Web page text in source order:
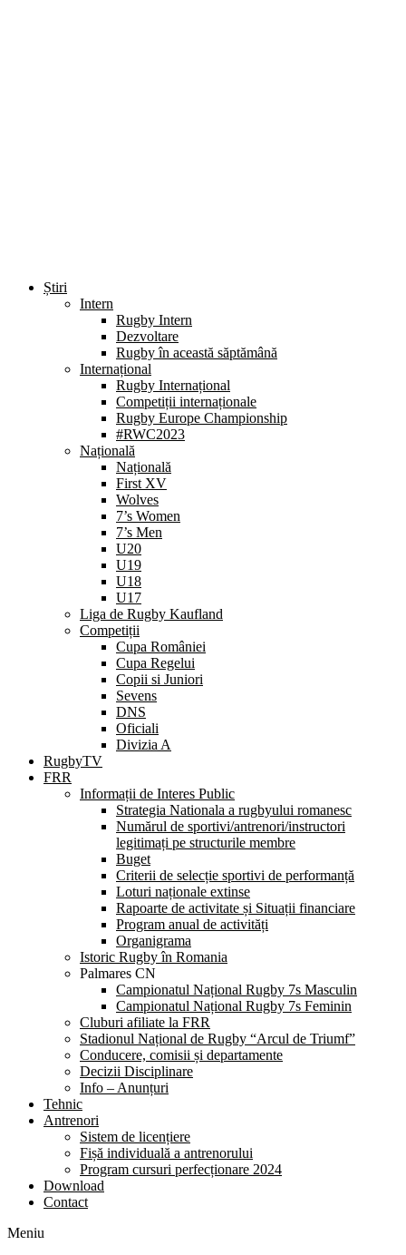
Știri
Intern
Rugby Intern
Dezvoltare
Rugby în această săptămână
Internațional
Rugby Internațional
Competiții internaționale
Rugby Europe Championship
#RWC2023
Națională
Națională
First XV
Wolves
7’s Women
7’s Men
U20
U19
U18
U17
Liga de Rugby Kaufland
Competiții
Cupa României
Cupa Regelui
Copii si Juniori
Sevens
DNS
Oficiali
Divizia A
RugbyTV
FRR
Informații de Interes Public
Strategia Nationala a rugbyului romanesc
Numărul de sportivi/antrenori/instructori
legitimați pe structurile membre
Buget
Criterii de selecție sportivi de performanță
Loturi naționale extinse
Rapoarte de activitate și Situații financiare
Program anual de activități
Organigrama
Istoric Rugby în Romania
Palmares CN
Campionatul Național Rugby 7s Masculin
Campionatul Național Rugby 7s Feminin
Cluburi afiliate la FRR
Stadionul Național de Rugby “Arcul de Triumf”
Conducere, comisii și departamente
Decizii Disciplinare
Info – Anunțuri
Tehnic
Antrenori
Sistem de licențiere
Fișă individuală a antrenorului
Program cursuri perfecționare 2024
Download
Contact
Meniu